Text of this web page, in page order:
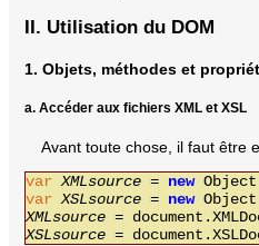
II. Utilisation du DOM
1. Objets, méthodes et
a. Accéder aux fichiers XML et XSL
Avant toute chose, il faut être
var XMLsource = new Object
var XSLsource = new Object
XMLsource =
XSLsource =